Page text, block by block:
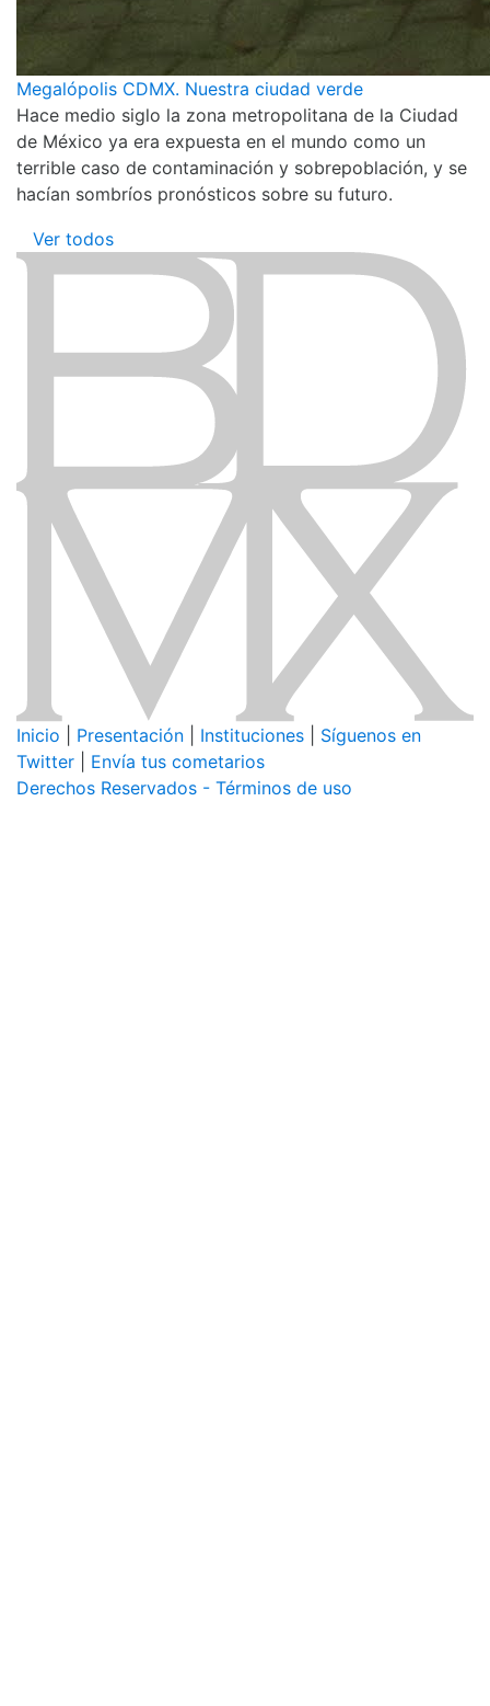
Megalópolis CDMX. Nuestra ciudad verde
Hace medio siglo la zona metropolitana de la Ciudad
de México ya era expuesta en el mundo como un
terrible caso de contaminación y sobrepoblación, y se
hacían sombríos pronósticos sobre su futuro.
Ver todos
Inicio Presentación Instituciones
Síguenos en
Twitter
Envía tus cometarios
Derechos Reservados - Términos de uso